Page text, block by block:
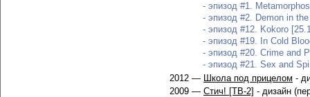
- эпизод #1.
- эпизод #2. Demon in
- эпизод #12. Kokoro
- эпизод #19. In Cold
- эпизод #20. Crime and
- эпизод #21. Sex and
2012 — Школа под прицелом -
2009 — Стич! [ТВ-2] - дизайн